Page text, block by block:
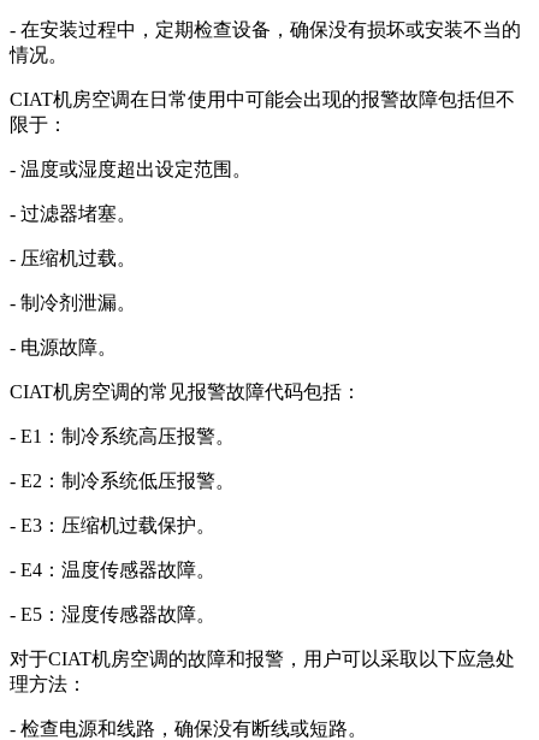
- 在安装过程中，定期检查设备，确保没有损坏或安装不当的
情况。
CIAT机房空调在日常使用中可能会出现的报警故障包括但不
限于：
- 温度或湿度超出设定范围。
- 过滤器堵塞。
- 压缩机过载。
- 制冷剂泄漏。
- 电源故障。
CIAT机房空调的常见报警故障代码包括：
- E1：制冷系统高压报警。
- E2：制冷系统低压报警。
- E3：压缩机过载保护。
- E4：温度传感器故障。
- E5：湿度传感器故障。
对于CIAT机房空调的故障和报警，用户可以采取以下应急处
理方法：
- 检查电源和线路，确保没有断线或短路。